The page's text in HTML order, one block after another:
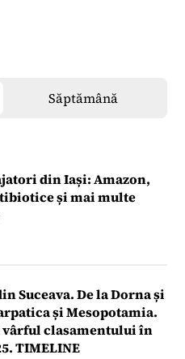
Săptămână
din Iași: Amazon,
și mai multe
Suceava. De la Dorna și
și Mesopotamia.
vârful clasamentului în
TIMELINE